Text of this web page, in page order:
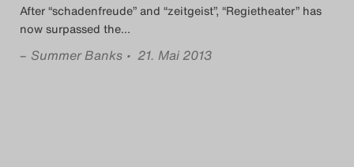
After “schadenfreude” and “zeitgeist”, “Regietheater” has
now surpassed the…
– Summer Banks • 21. Mai 2013